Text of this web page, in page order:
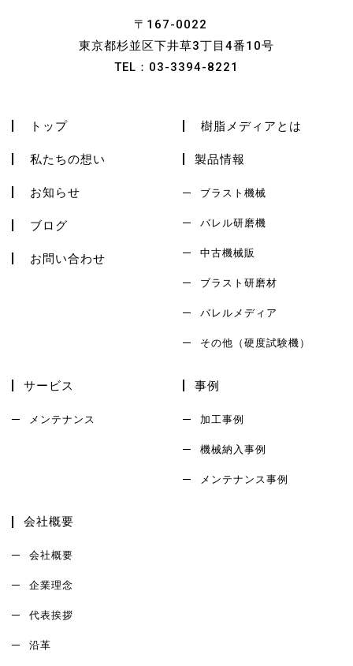
〒167-0022
東京都杉並区下井草3丁目4番10号
TEL： 03-3394-8221
トップ
私たちの想い
お知らせ
ブログ
お問い合わせ
樹脂メディアとは
製品情報
ブラスト機械
バレル研磨機
中古機械販
ブラスト研磨材
バレルメディア
その他（硬度試験機）
サービス
メンテナンス
事例
加工事例
機械納入事例
メンテナンス事例
会社概要
会社概要
企業理念
代表挨拶
沿革